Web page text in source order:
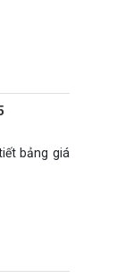
bảng giá